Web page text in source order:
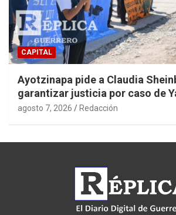
CAPITAL
Ayotzinapa pide a Claudia
garantizar justicia por caso de
agosto 7, 2026 Redacción